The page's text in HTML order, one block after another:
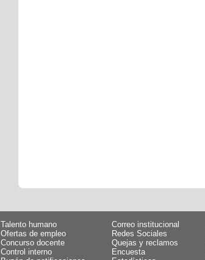
Talento humano
Ofertas de empleo
Concurso docente
Control interno
Correo institucional
Redes Sociales
Quejas y reclamos
Encuesta